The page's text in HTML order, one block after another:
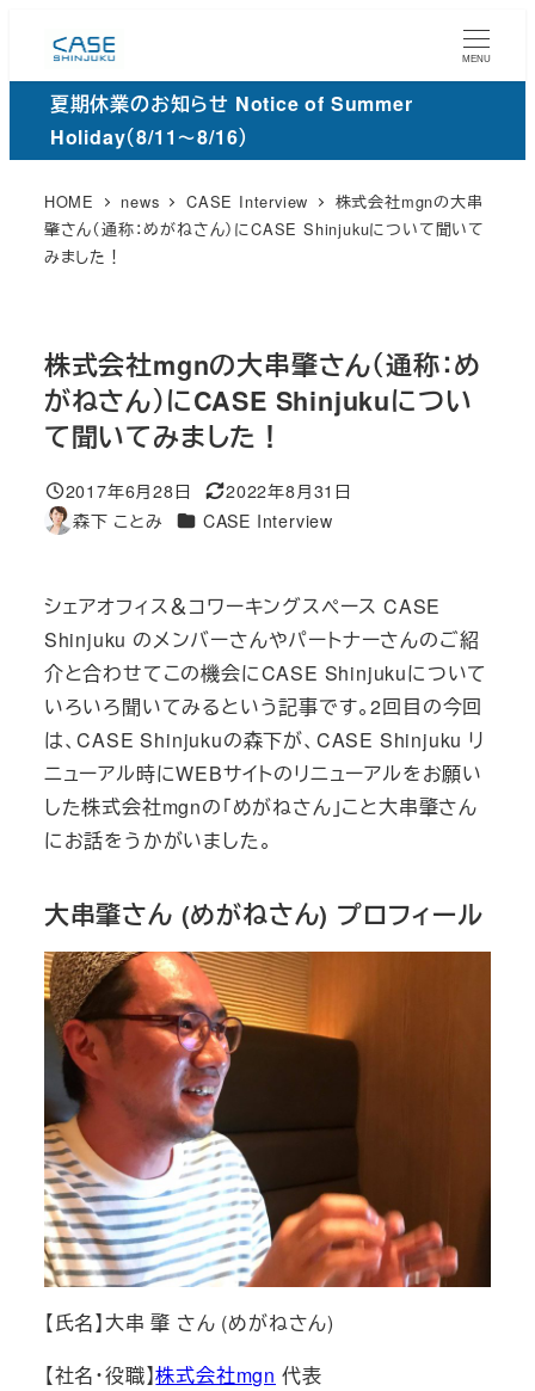
ン
MENU
夏期休業のお知らせ Notice of Summer
Holiday（8/11～8/16）
HOME news CASE Interview
株式会社mgnの大串
肇さん（通称：めがねさん）にCASE Shinjukuについて聞いて
みました！
株式会社mgnの大串肇さん（通称：め
がねさん）にCASE Shinjukuについ
て聞いてみました！
投稿日
2017年6月28日
更
新
2022年8月31日
著
森下 ことみ
カ
リ
ー
CASE Interview
シェアオフィス＆コワーキングスペース CASE
Shinjuku のメンバーさんやパートナーさんのご紹
介と合わせてこの機会にCASE Shinjukuについて
いろいろ聞いてみるという記事です。2回目の今回
は、CASE Shinjukuの森下が、CASE Shinjuku リ
ニューアル時にWEBサイトのリニューアルをお願い
した株式会社mgnの「めがねさん」こと大串肇さん
にお話をうかがいました。
大串肇さん (めがねさん) プロフィール
【氏名】大串 肇 さん (めがねさん)
【社名・役職】株式会社mgn 代表